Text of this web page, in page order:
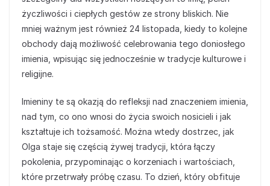
życzliwości i ciepłych gestów ze strony bliskich. Nie
mniej ważnym jest również 24 listopada, kiedy to kolejne
obchody dają możliwość celebrowania tego doniosłego
imienia, wpisując się jednocześnie w tradycje kulturowe i
religijne.
Imieniny te są okazją do refleksji nad znaczeniem imienia,
nad tym, co ono wnosi do życia swoich nosicieli i jak
kształtuje ich tożsamość. Można wtedy dostrzec, jak
Olga staje się częścią żywej tradycji, która łączy
pokolenia, przypominając o korzeniach i wartościach,
które przetrwały próbę czasu. To dzień, który obfituje